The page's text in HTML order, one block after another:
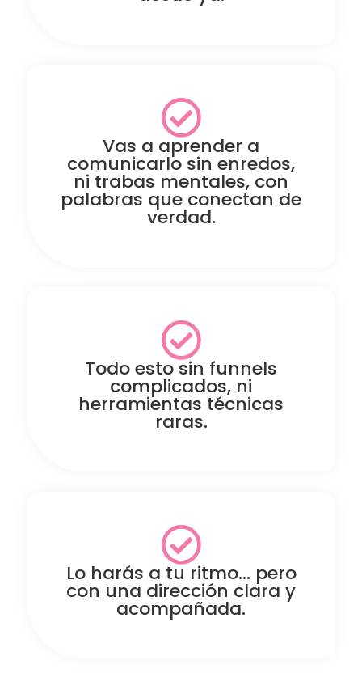
Vas a aprender a
comunicarlo sin enredos,
ni trabas mentales, con
palabras que conectan de
verdad.
Todo esto sin funnels
complicados, ni
herramientas técnicas
raras.
Lo harás a tu ritmo… pero
con una dirección clara y
acompañada.